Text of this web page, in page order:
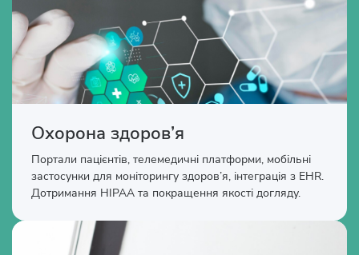
Охорона здоров’я
Портали пацієнтів, телемедичні платформи, мобільні
застосунки для моніторингу здоров’я, інтеграція з EHR.
Дотримання HIPAA та покращення якості догляду.